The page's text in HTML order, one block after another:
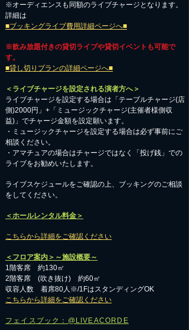
※オーディエンスも同額のライブチャージとなります。
詳細は
■ブッキングライブ費用詳細ページへ■
※飲み放題付きの貸切ライブや貸切イベントも可能で
す。
■貸し切りプランの詳細ページへ■
＜ライブチャージを設定される演者方へ＞
ライブチャージを設定する場合は「テーブルチャージ(店
側)2000円」+「ミュージックチャージ(主催者様側収
益)」でチャージ金額を設定願います。
・ミュージックチャージを設定する場合は必ず事前にご
相談ください。
​・アマチュアの場合はチャージではなく「投げ銭」での
ライブをお勧めいたします。
​ライブスケジュールをご確認の上、ブッキングのご相談
をしてください。
＜ホールレンタル料金＞
こちらから詳細をご確認ください
＜フロア案内＞～施設概要～
1階客席 約130㎡
2階客席 (吹き抜け) 約60㎡
収容人数 着席80人※/1FはスタンディングOK
こちらから詳細をご確認ください
フェイスブック：@LIVEACORDE